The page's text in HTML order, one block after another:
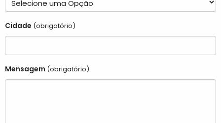
Cidade (obrigatório)
Mensagem (obrigatório)